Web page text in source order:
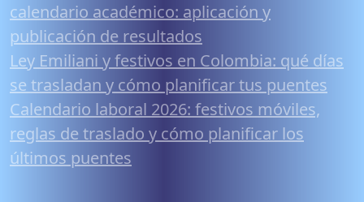
calendario académico: aplicación y
publicación de resultados
Ley Emiliani y festivos en Colombia: qué días
se trasladan y cómo planificar tus puentes
Calendario laboral 2026: festivos móviles,
reglas de traslado y cómo planificar los
últimos puentes